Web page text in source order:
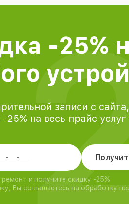
-25%
записи с
25% на весь прайс
и получите скидку -25%
Вы соглашаетесь на обработку